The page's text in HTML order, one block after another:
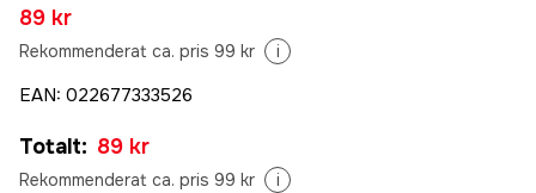
89 kr
Rekommenderat ca. pris 99 kr i
EAN: 022677333526
Totalt: 89 kr
Rekommenderat ca. pris 99 kr i